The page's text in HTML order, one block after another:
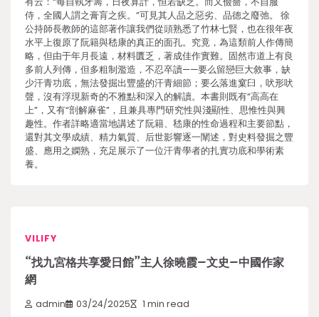
侍，全國人謂之膏肓之疾。”可見其人品之惡劣、品德之廢弛。 徐
公持師長教師的這部著作讓我們從頭熟悉了竹林七賢，也在很年夜
水平上復原了阮籍與嵇康的真正的面孔。究竟，為這類前人作傳簡
略，但由于年月長遠，材料匱乏，著成佳作實難。固然市道上有良
多前人列傳，但多粗制濫造，不忍卒讀——要么留戀巨大敘事，缺
少汗青功底，無法發掘出豐盛的汗青細節；要么落進窠臼，吠形吠
聲，沒有浮現新奇的不雅點和深入的解讀。本書則既有“高高在
上”，又有“剖解麻雀”，且兼具專門研究性與淺顯性、思惟性與興
趣性。作者詳略適當地講述了阮籍、嵇康的性命過程和主要節點，
還對其文學成績、精力氣質、后世影響逐一闡述，對史料發掘之豐
盛、應用之嫻熟，充足展示了一位汗青學者的扎實功底和學術素
養。
VILIFY
“找九宮格共享愛日館”主人徐曉霞–文史–中國作家
網
admin 03/24/2025 1 min read